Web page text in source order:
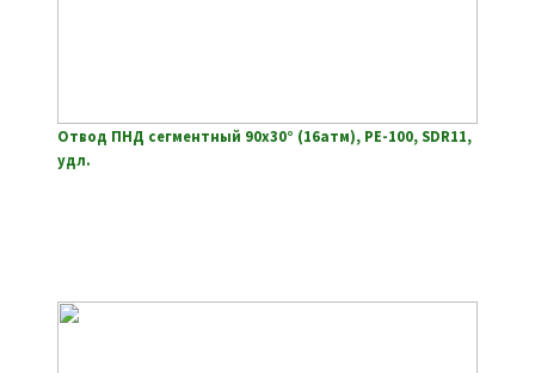
Отвод ПНД сегментный 90х30° (16атм), РЕ-100, SDR11,
удл.